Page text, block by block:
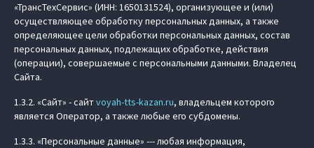
«ТрансТехСервис» (ИНН: 1650131524), организующее и (или)
осуществляющее обработку персональных данных, а также
определяющее цели обработки персональных данных, состав
персональных данных, подлежащих обработке, действия
(операции), совершаемые с персональными данными. Владелец
Сайта.
1.3.2. «Сайт» - сайтvoyah-tts-kazan.ru, владельцем которого
является Оператор, а также любые его субдомены.
1.3.3. «Персональные данные» --- любая информация,